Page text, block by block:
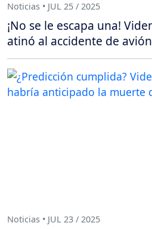
Noticias • JUL 25 / 2025
¡No se le escapa una!
atinó al accidente de
Noticias • JUL 23 / 2025